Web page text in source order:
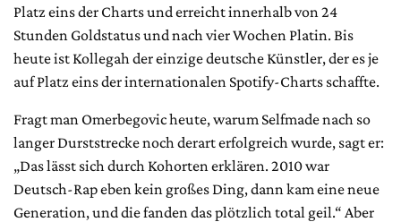
Platz eins der Charts und erreicht innerhalb von 24
Stunden Goldstatus und nach vier Wochen Platin. Bis
heute ist Kollegah der einzige deutsche Künstler, der es je
auf Platz eins der internationalen Spotify-Charts schaffte.
Fragt man Omerbegovic heute, warum Selfmade nach so
langer Durststrecke noch derart erfolgreich wurde, sagt er:
„Das lässt sich durch Kohorten erklären. 2010 war
Deutsch-Rap eben kein großes Ding, dann kam eine neue
Generation, und die fanden das plötzlich total geil.“ Aber